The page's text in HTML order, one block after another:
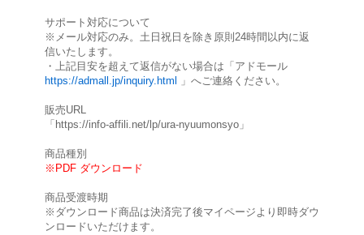
サポート対応について
※メール対応のみ。土日祝日を除き原則24時間以内に返
信いたします。
・上記目安を超えて返信がない場合は「アドモール
https://admall.jp/inquiry.html
」へご連絡ください。
販売URL
「https://info-affili.net/lp/ura-nyuumonsyo」
商品種別
※PDF ダウンロード
商品受渡時期
※ダウンロード商品は決済完了後マイページより即時ダウ
ンロードいただけます。